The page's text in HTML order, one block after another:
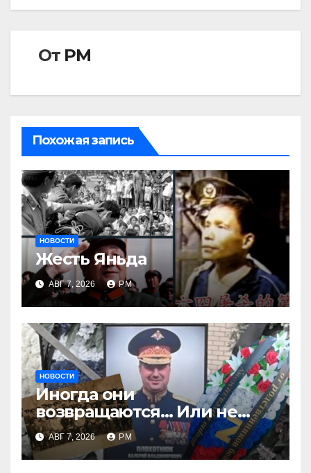
От РМ
Похожая запись
НОВОСТИ
Жесть Яньда
АВГ 7, 2026 РМ
НОВОСТИ
Иногда они
возвращаются… Или не
возвращаются
АВГ 7, 2026 РМ